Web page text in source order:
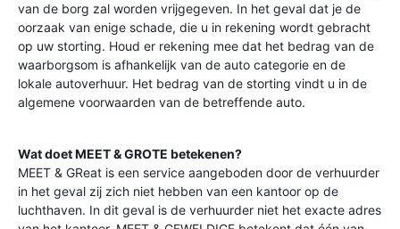
van de borg zal worden vrijgegeven. In het geval dat je de
oorzaak van enige schade, die u in rekening wordt gebracht
op uw storting. Houd er rekening mee dat het bedrag van de
waarborgsom is afhankelijk van de auto categorie en de
lokale autoverhuur. Het bedrag van de storting vindt u in de
algemene voorwaarden van de betreffende auto.
Wat doet MEET & GROTE betekenen?
MEET & GReat is een service aangeboden door de verhuurder
in het geval zij zich niet hebben van een kantoor op de
luchthaven. In dit geval is de verhuurder niet het exacte adres